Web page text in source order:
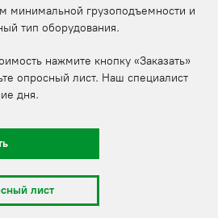
минимальной грузоподъемности и
тип оборудования.
нажмите кнопку «Заказать»
опросный лист. Наш специалист
дня.
лист